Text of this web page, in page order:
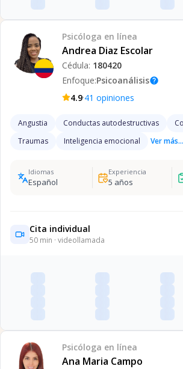
Psicóloga en línea
Andrea Diaz Escolar
Cédula: 180420
Enfoque:Psicoanálisishelp
4.9·41 opiniones
Angustia Conductas autodestructivas
Traumas
Inteligencia emocional Ver más...
Idiomas
Español
Experiencia
5 años
Cita individual
50 min · videollamada
Psicóloga en línea
Ana Maria Campo